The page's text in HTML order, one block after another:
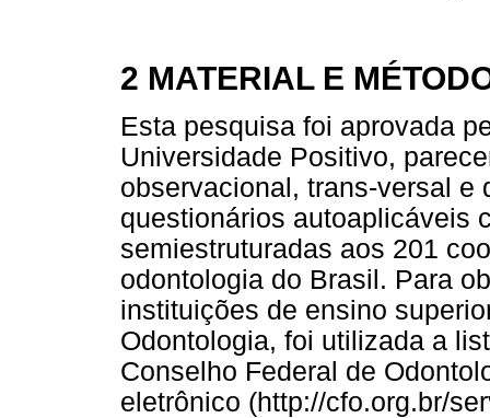
2 MATERIAL E
Esta pesquisa foi aprovada
Universidade Positivo,
observacional, trans-versal e
questionários autoaplicáveis
semiestruturadas aos 201
odontologia do Brasil. Para
instituições de ensino
Odontologia, foi utilizada a
Conselho Federal de
eletrônico (http://cfo.org.br/